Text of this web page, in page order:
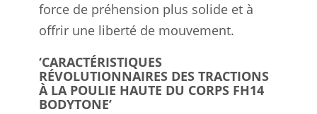
force de préhension plus solide et à
offrir une liberté de mouvement.
‘CARACTÉRISTIQUES
RÉVOLUTIONNAIRES DES TRACTIONS
À LA POULIE HAUTE DU CORPS FH14
BODYTONE’